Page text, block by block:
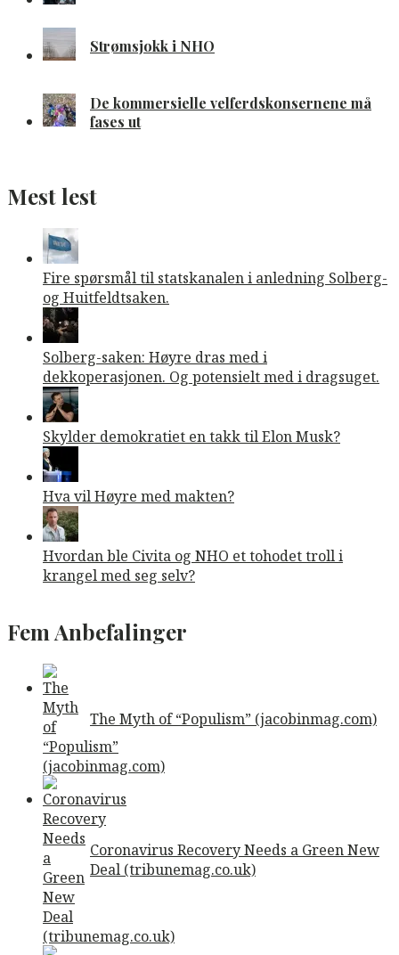
Strømsjokk i NHO
De kommersielle velferdskonsernene må
fases ut
Mest lest
Fire spørsmål til statskanalen i anledning Solberg-
og Huitfeldtsaken.
Solberg-saken: Høyre dras med i
dekkoperasjonen. Og potensielt med i dragsuget.
Skylder demokratiet en takk til Elon Musk?
Hva vil Høyre med makten?
Hvordan ble Civita og NHO et tohodet troll i
krangel med seg selv?
Fem Anbefalinger
The Myth of “Populism” (jacobinmag.com)
Coronavirus Recovery Needs a Green New
Deal (tribunemag.co.uk)